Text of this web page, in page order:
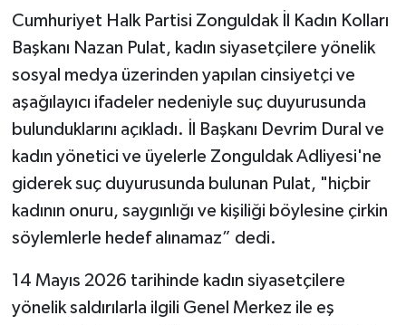
Cumhuriyet Halk Partisi Zonguldak İl Kadın Kolları
Başkanı Nazan Pulat, kadın siyasetçilere yönelik
sosyal medya üzerinden yapılan cinsiyetçi ve
aşağılayıcı ifadeler nedeniyle suç duyurusunda
bulunduklarını açıkladı. İl Başkanı Devrim Dural ve
kadın yönetici ve üyelerle Zonguldak Adliyesi'ne
giderek suç duyurusunda bulunan Pulat, "hiçbir
kadının onuru, saygınlığı ve kişiliği böylesine çirkin
söylemlerle hedef alınamaz” dedi.
14 Mayıs 2026 tarihinde kadın siyasetçilere
yönelik saldırılarla ilgili Genel Merkez ile eş